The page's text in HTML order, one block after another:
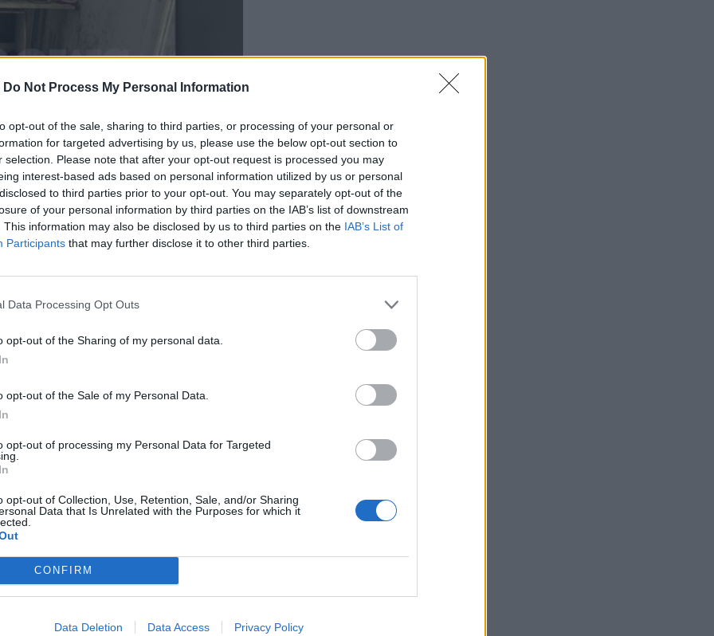
Do Not Process My Personal Information
opt-out of the sale, sharing to third parties, or processing of your personal or
for targeted advertising by us, please use the below opt-out section to
selection. Please note that after your opt-out request is processed you may
interest-based ads based on personal information utilized by us or personal
to third parties prior to your opt-out. You may separately opt-out of the
of your personal information by third parties on the IAB’s list of downstream
This information may also be disclosed by us to third parties on the IAB’s List of
Participants that may further disclose it to other third parties.
Data Processing Opt Outs
opt-out of the Sharing of my personal data.
opt-out of the Sale of my Personal Data.
opt-out of processing my Personal Data for Targeted
opt-out of Collection, Use, Retention, Sale, and/or Sharing
Data that Is Unrelated with the Purposes for which it
CONFIRM
Data Deletion Data Access Privacy Policy
για εξετάσεις τα παιδιά
των παιδιών, καθώς
λερωμένες κουβέρτες και
πάτωμα. Ακριβώς δίπλα στο
που πολύ εύκολα θα μπορούσε να
τις συνθήκες που ζούσε η
στο σημείο, δεν πίστευαν στα μάτια
οι τοίχοι λερωμένοι, τα
παιδιά ήταν με λερωμένα ρούχα.
γυμνά γύριζαν. Το σπίτι μέσα στη
βρώμικα, στο μπαλκόνι.
πηγαίνουν τα παιδιά αλλά ούτε
απ` έξω φαγητό. Αυτή δεν
δουλεύει και λείπει», ανέφερε
για έκθεση ανηλίκων σε κίνδυνο.
Παίδων «Αγία Σοφία»
ποσοτήτων κοκαΐνης και
Αυτό που συμβαίνει δεν είναι ατύχημα
αλλά έγκλημα συνεχιζόμενο